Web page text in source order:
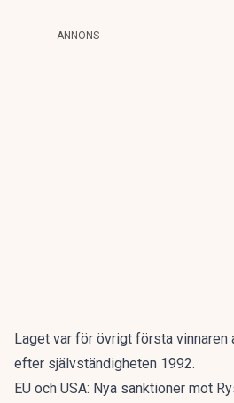
ANNONS
Laget var för övrigt första vinnaren
efter självständigheten 1992.
EU och USA: Nya sanktioner mot